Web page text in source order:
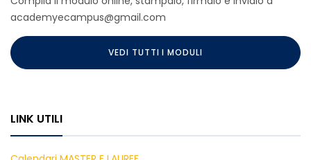
academyecampus@gmail.com
VEDI TUTTI I MODULI
LINK UTILI